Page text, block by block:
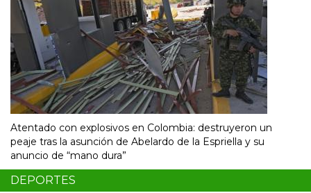
Atentado con explosivos en Colombia: destruyeron un
peaje tras la asunción de Abelardo de la Espriella y su
anuncio de “mano dura”
DEPORTES